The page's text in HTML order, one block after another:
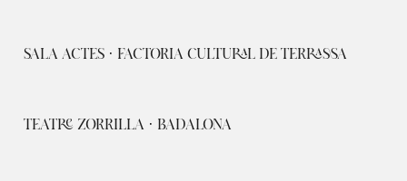
SALA ACTES · FACTORIA CULTURAL DE TERRASSA
TEATRE ZORRILLA · BADALONA